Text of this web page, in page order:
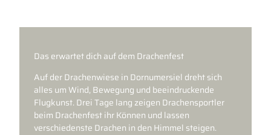
Das erwartet dich auf dem Drachenfest
Auf der Drachenwiese in Dornumersiel dreht sich
alles um Wind, Bewegung und beeindruckende
Flugkunst. Drei Tage lang zeigen Drachensportler
beim Drachenfest ihr Können und lassen
verschiedenste Drachen in den Himmel steigen.